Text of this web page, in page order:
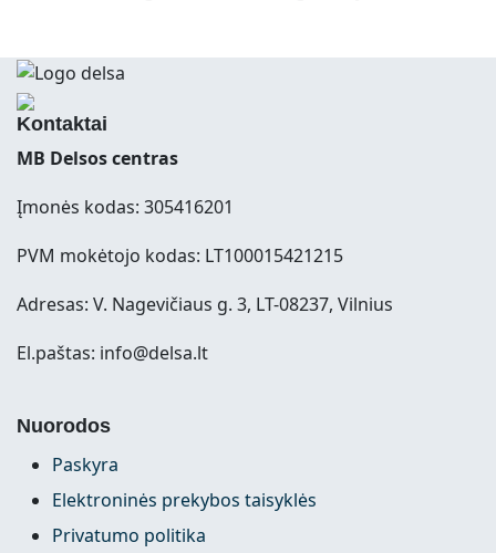
Kontaktai
MB Delsos centras
Įmonės kodas: 305416201
PVM mokėtojo kodas: LT100015421215
Adresas: V. Nagevičiaus g. 3, LT-08237, Vilnius
El.paštas: info@delsa.lt
Nuorodos
Paskyra
Elektroninės prekybos taisyklės
Privatumo politika